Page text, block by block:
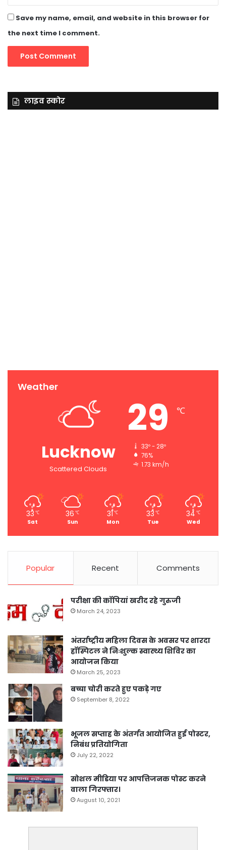
Save my name, email, and website in this browser for
the next time I comment.
लाइव स्कोर
Weather
Lucknow
Scattered Clouds
29 ℃
33º - 28º
76%
1.73 km/h
33 ℃
Sat
36 ℃
Sun
31℃
Mon
33 ℃
Tue
34 ℃
Wed
Popular Recent Comments
परीक्षा की कॉपियां खरीद रहे गुरुजी
March 24, 2023
अंतर्राष्ट्रीय महिला दिवस के अवसर पर शारदा
हॉस्पिटल ने निःशुल्क स्वास्थ्य शिविर का
आयोजन किया
March 25, 2023
बच्चा चोरी करते हुए पकड़े गए
September 8, 2022
भूजल सप्ताह के अंतर्गत आयोजित हुई पोस्टर,
निबंध प्रतियोगिता
July 22, 2022
सोशल मीडिया पर आपत्तिजनक पोस्ट करने
वाला गिरफ्तार।
August 10, 2021